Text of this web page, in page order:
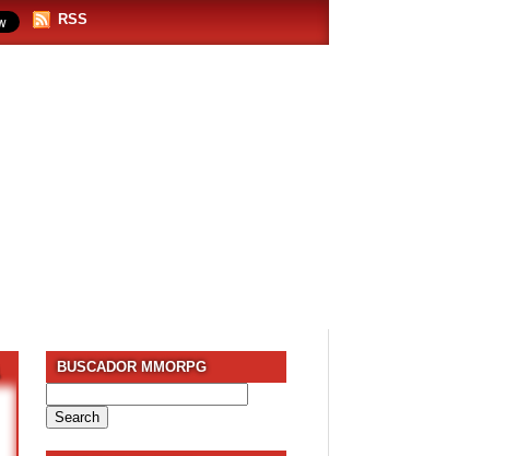
RSS
BUSCADOR MMORPG
for: